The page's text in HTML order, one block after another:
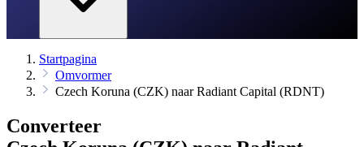
Startpagina
Omvormer
Czech Koruna (CZK) naar Radiant Capital (RDNT)
Converteer